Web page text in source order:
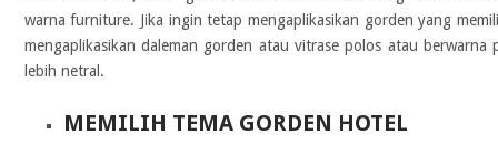
warna furniture. Jika ingin tetap mengaplikasikan gorden yang
mengaplikasikan daleman gorden atau vitrase polos atau berwarna
lebih netral.
MEMILIH TEMA GORDEN HOTEL